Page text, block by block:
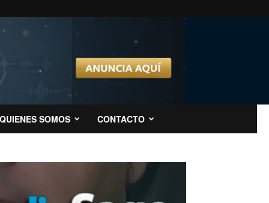
QUIENES SOMOS CONTACTO